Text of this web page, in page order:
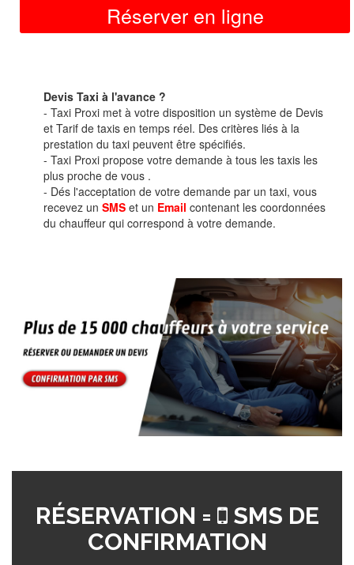
Réserver en ligne
Devis Taxi à l'avance ?
- Taxi Proxi met à votre disposition un système de Devis
et Tarif de taxis en temps réel. Des critères liés à la
prestation du taxi peuvent être spécifiés.
- Taxi Proxi propose votre demande à tous les taxis les
plus proche de vous .
- Dés l'acceptation de votre demande par un taxi, vous
recevez un SMS et un Email contenant les coordonnées
du chauffeur qui correspond à votre demande.
RÉSERVATION =
SMS DE
CONFIRMATION